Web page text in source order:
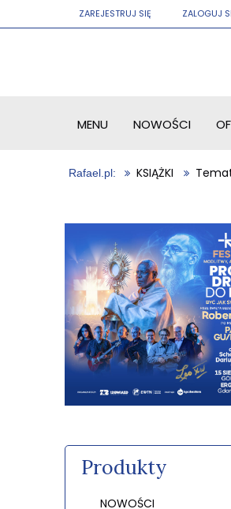
ZAREJESTRUJ SIĘ ZALOGUJ
MENU NOWOŚCI
KSIĄŻKI
Produkty
NOWOŚCI